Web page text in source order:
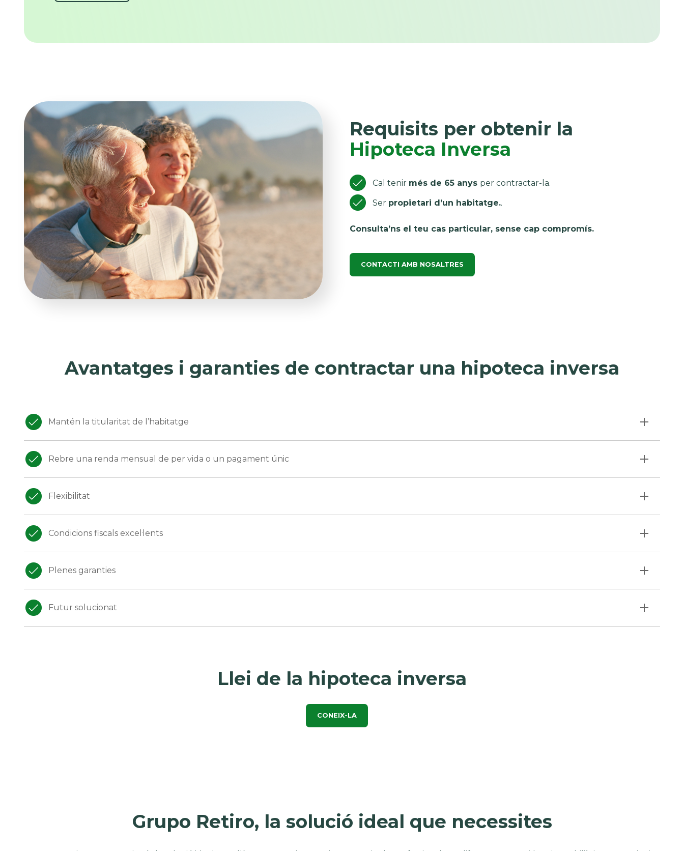
Requisits per obtenir la
Hipoteca Inversa
Cal tenir més de 65 anys per contractar-la.
Ser propietari d’un habitatge..
Consulta’ns el teu cas particular, sense cap compromís.
CONTACTI AMB NOSALTRES
Avantatges i garanties de contractar una hipoteca inversa
Mantén la titularitat de l’habitatge
Rebre una renda mensual de per vida o un pagament únic
Flexibilitat
Condicions fiscals excel·lents
Plenes garanties
Futur solucionat
Llei de la hipoteca inversa
CONEIX-LA
Grupo Retiro, la solució ideal que necessites